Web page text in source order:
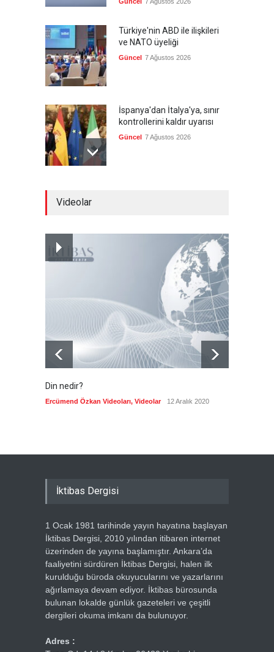
Türkiye'nin ABD ile ilişkileri
ve NATO üyeliği
Güncel 7 Ağustos 2026
İspanya'dan İtalya'ya, sınır
kontrollerini kaldır uyarısı
Güncel 7 Ağustos 2026
Fransa'nın sosyal medyaya
yasak talebine ABD'den sert
Güncel 7 Ağustos 2026
Videolar
Din nedir?
Ercümend Özkan Videoları, Videolar 12 Aralık 2020
İktibas Dergisi
1 Ocak 1981 tarihinde yayın hayatına başlayan
İktibas Dergisi, 2010 yılından itibaren internet
üzerinden de yayına başlamıştır. Ankara’da
faaliyetini sürdüren İktibas Dergisi, halen ilk
kurulduğu büroda okuyucularını ve yazarlarını
ağırlamaya devam ediyor. İktibas bürosunda
bulunan lokalde günlük gazeteleri ve çeşitli
dergileri okuma imkanı da bulunuyor.
Adres :